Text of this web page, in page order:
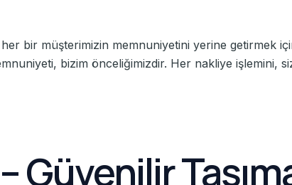
bir müşterimizin memnuniyetini yerine getirmek
bizim önceliğimizdir. Her nakliye işlemini,